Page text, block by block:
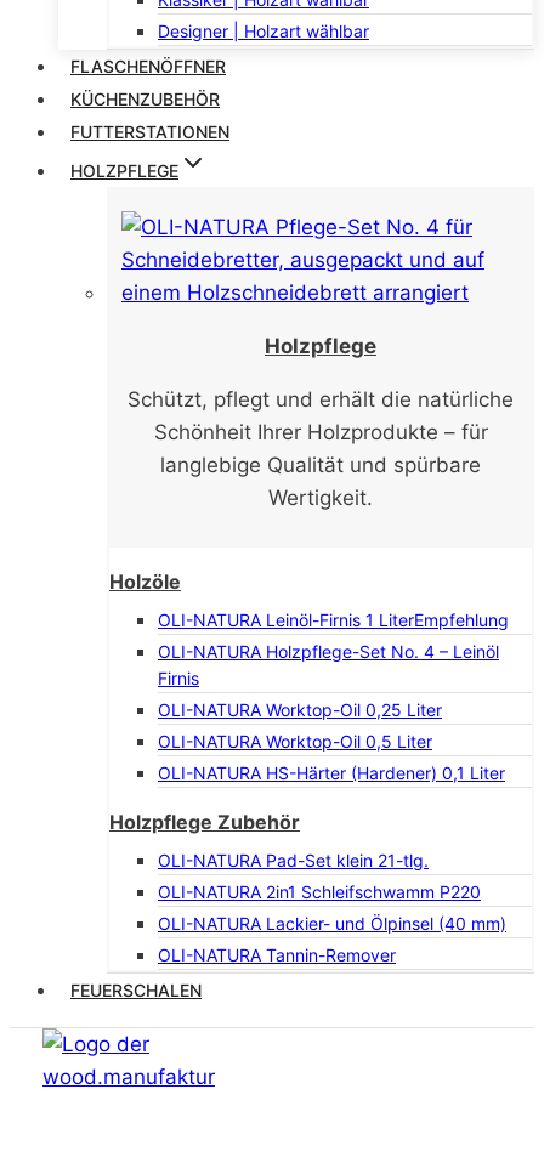
Designer | Holzart wählbar
FLASCHENÖFFNER
KÜCHENZUBEHÖR
FUTTERSTATIONEN
HOLZPFLEGE
Holzpflege
Schützt, pflegt und erhält die natürliche
Schönheit Ihrer Holzprodukte – für
langlebige Qualität und spürbare
Wertigkeit.
Holzöle
OLI-NATURA Leinöl-Firnis 1 LiterEmpfehlung
OLI-NATURA Holzpflege-Set No. 4 – Leinöl
Firnis
OLI-NATURA Worktop-Oil 0,25 Liter
OLI-NATURA Worktop-Oil 0,5 Liter
OLI-NATURA HS-Härter (Hardener) 0,1 Liter
Holzpflege Zubehör
OLI-NATURA Pad-Set klein 21-tlg.
OLI-NATURA 2in1 Schleifschwamm P220
OLI-NATURA Lackier- und Ölpinsel (40 mm)
OLI-NATURA Tannin-Remover
FEUERSCHALEN